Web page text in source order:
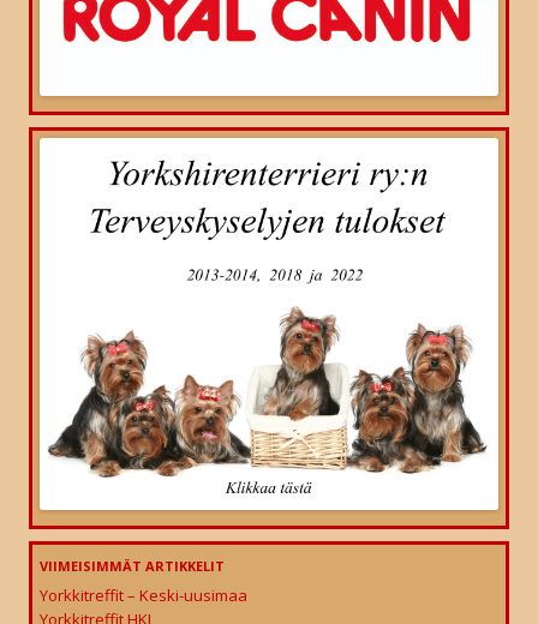
VIIMEISIMMÄT ARTIKKELIT
Yorkkitreffit – Keski-uusimaa
Yorkkitreffit HKI